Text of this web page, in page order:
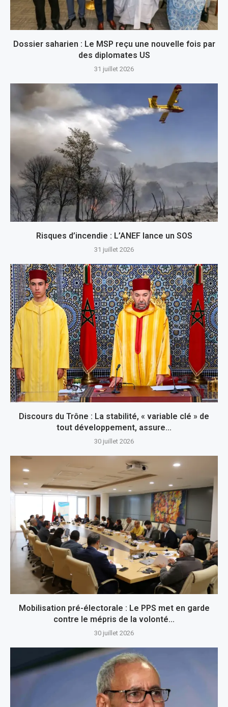
Dossier saharien : Le MSP reçu une nouvelle fois par
des diplomates US
31 juillet 2026
Risques d’incendie : L’ANEF lance un SOS
31 juillet 2026
Discours du Trône : La stabilité, « variable clé » de
tout développement, assure...
30 juillet 2026
Mobilisation pré-électorale : Le PPS met en garde
contre le mépris de la volonté...
30 juillet 2026